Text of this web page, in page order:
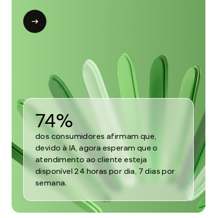
Open
modal
74%
dos consumidores afirmam que,
devido à IA, agora esperam que o
atendimento ao cliente esteja
disponível 24 horas por dia, 7 dias por
semana.